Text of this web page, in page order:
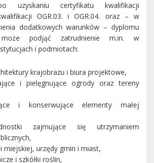
uzyskaniu certyfikatu kwalifikacji
OGR.03. i OGR.04. oraz – w
dodatkowych warunków – dyplomu
może podjąć zatrudnienie m.in. w
i podmiotach:
krajobrazu i biura projektowe,
i pielęgnujące ogrody oraz tereny
i konserwujące elementy małej
zajmujące się utrzymaniem
miejskiej, urzędy gmin i miast,
i szkółki roślin,